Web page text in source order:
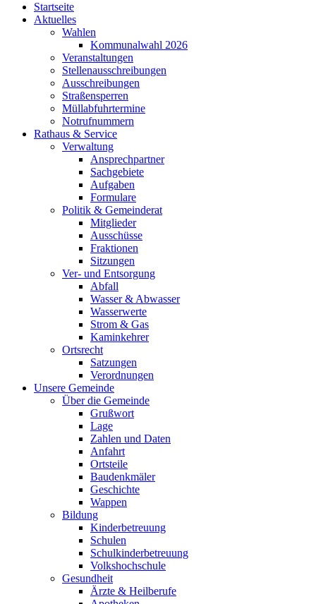
Startseite
Aktuelles
Wahlen
Kommunalwahl 2026
Veranstaltungen
Stellenausschreibungen
Ausschreibungen
Straßensperren
Müllabfuhrtermine
Notrufnummern
Rathaus & Service
Verwaltung
Ansprechpartner
Sachgebiete
Aufgaben
Formulare
Politik & Gemeinderat
Mitglieder
Ausschüsse
Fraktionen
Sitzungen
Ver- und Entsorgung
Abfall
Wasser & Abwasser
Wasserwerte
Strom & Gas
Kaminkehrer
Ortsrecht
Satzungen
Verordnungen
Unsere Gemeinde
Über die Gemeinde
Grußwort
Lage
Zahlen und Daten
Anfahrt
Ortsteile
Baudenkmäler
Geschichte
Wappen
Bildung
Kinderbetreuung
Schulen
Schulkinderbetreuung
Volkshochschule
Gesundheit
Ärzte & Heilberufe